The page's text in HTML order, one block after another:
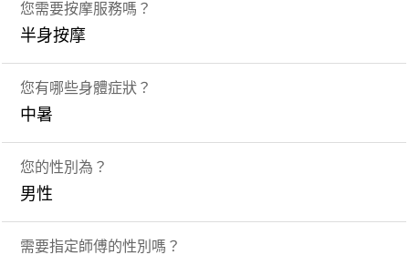
您需要按摩服務嗎？
半身按摩
您有哪些身體症狀？
中暑
您的性別為？
男性
需要指定師傅的性別嗎？